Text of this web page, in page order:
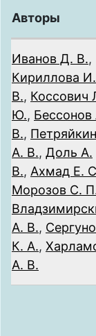
Авторы
Иванов Д. В.,
Кириллова И.
В., Коссович
Ю., Бессонов
В., Петряйкин
А. В., Доль А.
В., Ахмад Е.
Морозов С.
А. В.,
К. А.,
А. В.